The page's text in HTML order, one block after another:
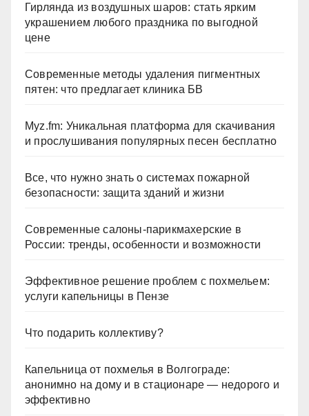
Гирлянда из воздушных шаров: стать ярким
украшением любого праздника по выгодной
цене
Современные методы удаления пигментных
пятен: что предлагает клиника БВ
Myz.fm: Уникальная платформа для скачивания
и прослушивания популярных песен бесплатно
Все, что нужно знать о системах пожарной
безопасности: защита зданий и жизни
Современные салоны-парикмахерские в
России: тренды, особенности и возможности
Эффективное решение проблем с похмельем:
услуги капельницы в Пензе
Что подарить коллективу?
Капельница от похмелья в Волгограде:
анонимно на дому и в стационаре — недорого и
эффективно